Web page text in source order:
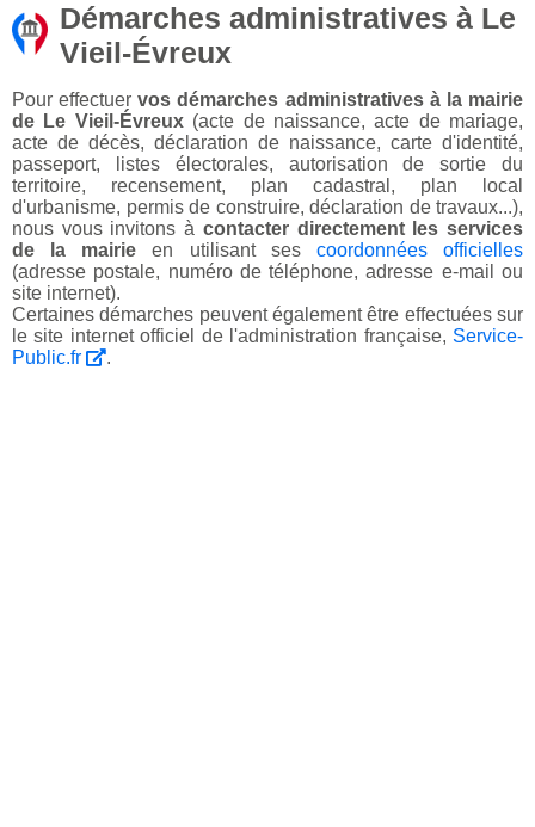
Démarches administratives à Le
Vieil-Évreux
Pour effectuervos démarches administratives à la mairie
de Le Vieil-Évreux(acte de naissance, acte de mariage,
acte de décès, déclaration de naissance, carte d'identité,
passeport, listes électorales, autorisation de sortie du
territoire, recensement, plan cadastral, plan local
d'urbanisme, permis de construire, déclaration de travaux...),
nous vous invitons à contacter directement les services
de la mairie en utilisant ses coordonnées officielles
(adresse postale, numéro de téléphone, adresse e-mail ou
site internet).
Certaines démarches peuvent également être effectuées sur
le site internet officiel de l'administration française, Service-
Public.fr
.